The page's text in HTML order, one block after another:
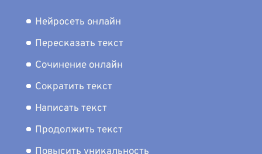
Нейросеть онлайн
Пересказать текст
Сочинение онлайн
Сократить текст
Написать текст
Продолжить текст